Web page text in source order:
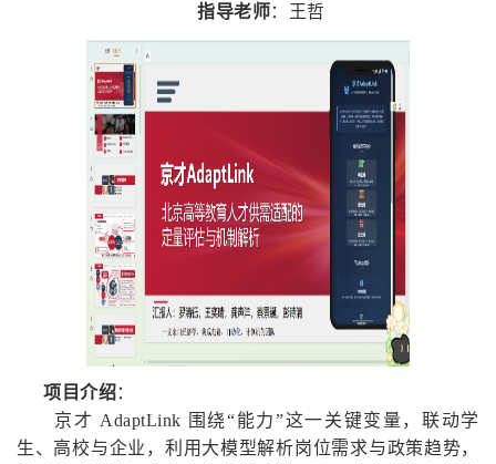
指导老师：王哲
项目介绍：
京才 AdaptLink 围绕“能力”这一关键变量，联动学
生、高校与企业，利用大模型解析岗位需求与政策趋势，